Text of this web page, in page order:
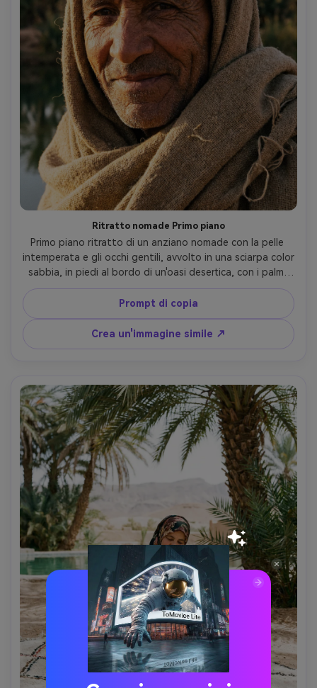
Ritratto nomade Primo piano
Primo piano ritratto di un anziano nomade con la pelle
intemperata e gli occhi gentili, avvolto in una sciarpa color
sabbia, in piedi al bordo di un'oasi desertica, con i palmi
dolcemente sfocati dietro, illuminato lateralmente dal
sole del tardo pomeriggio, scattato su Fujifilm GFX 100S,
110 mm, realismo ultra-dettagliato, stile documentario
rispettoso- -ar 4:5
Prompt di copia
Crea un'immagine simile ↗